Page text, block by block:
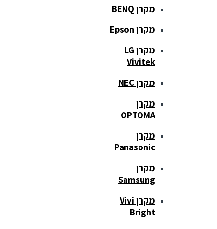
מקרן BENQ
מקרן Epson
מקרן LG
Vivitek
מקרן NEC
מקרן
OPTOMA
מקרן
Panasonic
מקרן
Samsung
מקרן Vivi
Bright